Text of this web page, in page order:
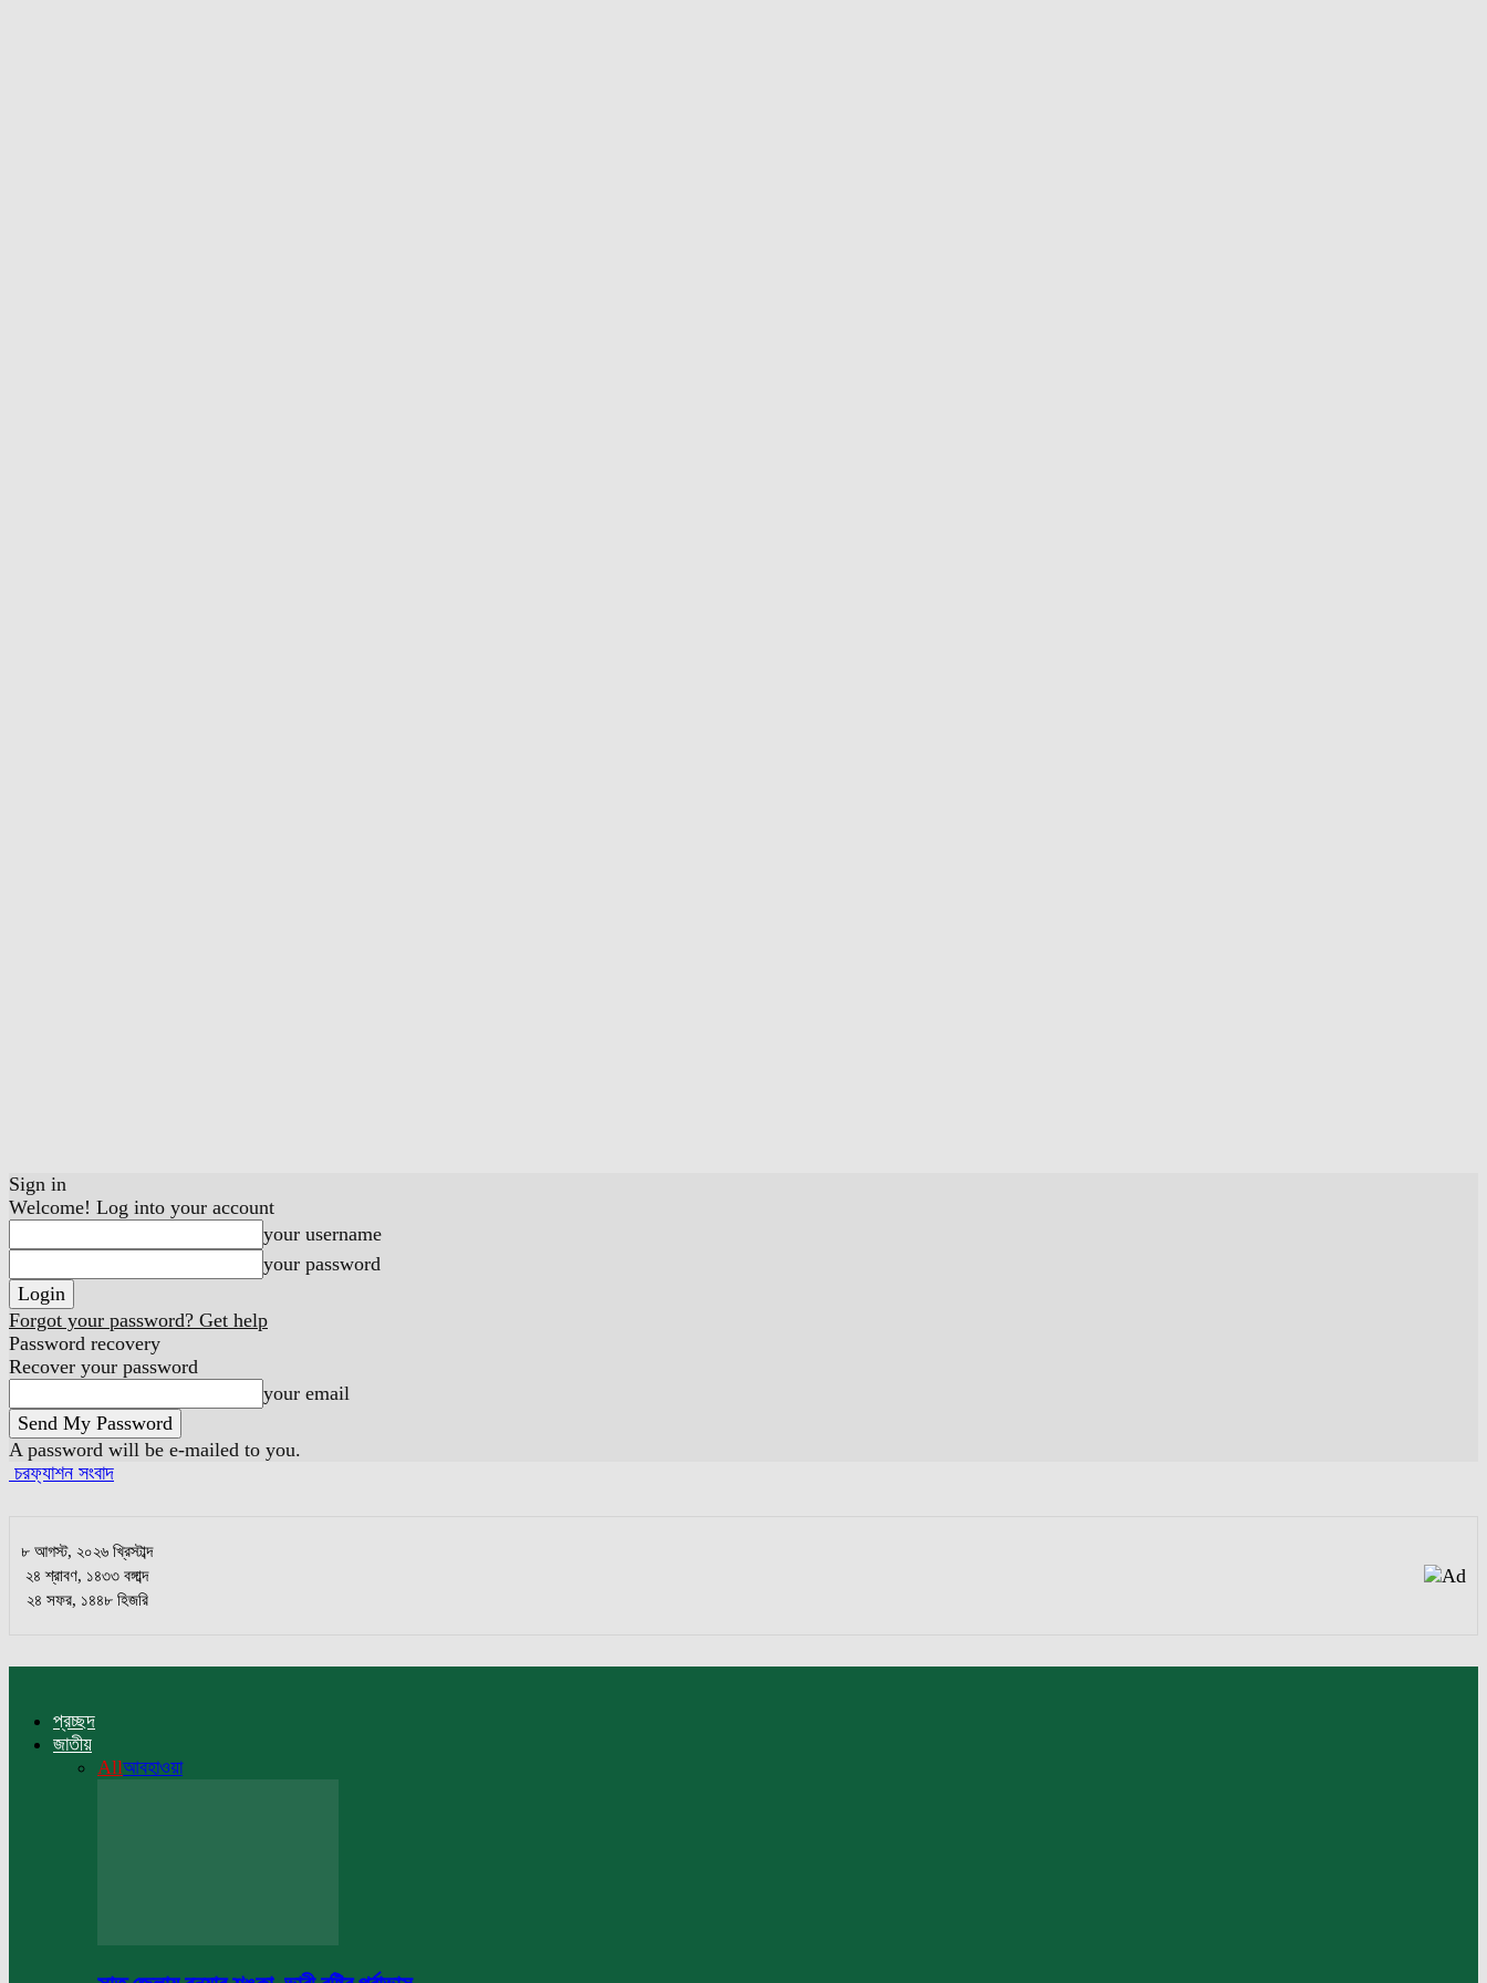
Sign in
Welcome! Log into your account
your username
your password
Forgot your password? Get help
Password recovery
Recover your password
your email
A password will be e-mailed to you.
চরফ্যাশন সংবাদ
৮ আগস্ট, ২০২৬ খ্রিস্টাব্দ
২৪ শ্রাবণ, ১৪৩৩ বঙ্গাব্দ
২৪ সফর, ১৪৪৮ হিজরি
প্রচ্ছদ
জাতীয়
Allআবহাওয়া